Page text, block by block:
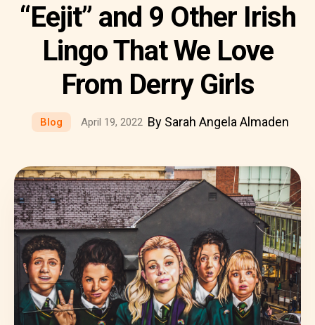
“Eejit” and 9 Other Irish
Lingo That We Love
From Derry Girls
Blog April 19, 2022 By Sarah Angela Almaden